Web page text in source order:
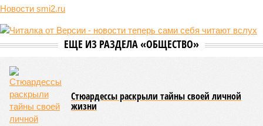
реальной достройки (изображение сгенерировано ИИ)
уже получают ключи – в мае 2026 года были получены
заключение о соответствии проектной документации и
разрешение на ввод жилищного комплекса в эксплуатацию –
совсем недалеко, в паре станций метро южнее, на Люблинской
улице, картина, можно сказать, прямо противоположная.